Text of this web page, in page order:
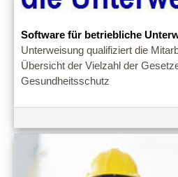
Software für betriebliche
Unterweisung qualifiziert die
Übersicht der Vielzahl der
Gesundheitsschutz